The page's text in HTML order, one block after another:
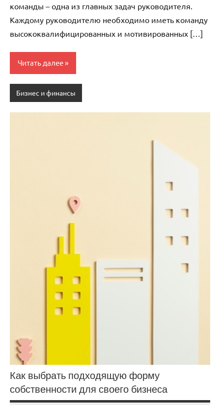
команды – одна из главных задач руководителя.
Каждому руководителю необходимо иметь команду
высококвалифицированных и мотивированных […]
Читать далее
Бизнес и финансы
Как выбрать подходящую форму
собственности для своего бизнеса